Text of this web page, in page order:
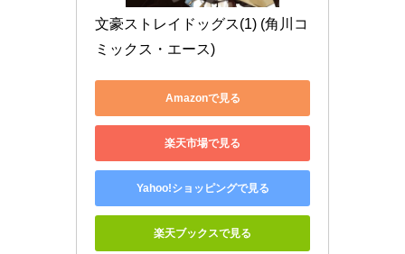
文豪ストレイドッグス(1) (角川コ
ミックス・エース)
Amazonで見る
楽天市場で見る
Yahoo!ショッピングで見る
楽天ブックスで見る